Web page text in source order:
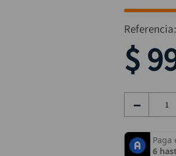
Referencia:
$
－